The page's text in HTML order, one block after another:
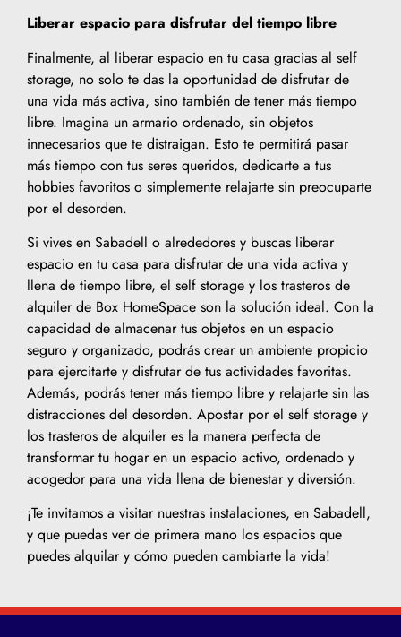
Liberar espacio para disfrutar del tiempo libre
Finalmente, al liberar espacio en tu casa gracias al self
storage, no solo te das la oportunidad de disfrutar de
una vida más activa, sino también de tener más tiempo
libre. Imagina un armario ordenado, sin objetos
innecesarios que te distraigan. Esto te permitirá pasar
más tiempo con tus seres queridos, dedicarte a tus
hobbies favoritos o simplemente relajarte sin preocuparte
por el desorden.
Si vives en Sabadell o alrededores y buscas liberar
espacio en tu casa para disfrutar de una vida activa y
llena de tiempo libre, el self storage y los trasteros de
alquiler de Box HomeSpace son la solución ideal. Con la
capacidad de almacenar tus objetos en un espacio
seguro y organizado, podrás crear un ambiente propicio
para ejercitarte y disfrutar de tus actividades favoritas.
Además, podrás tener más tiempo libre y relajarte sin las
distracciones del desorden. Apostar por el self storage y
los trasteros de alquiler es la manera perfecta de
transformar tu hogar en un espacio activo, ordenado y
acogedor para una vida llena de bienestar y diversión.
¡Te invitamos a visitar nuestras instalaciones, en Sabadell,
y que puedas ver de primera mano los espacios que
puedes alquilar y cómo pueden cambiarte la vida!